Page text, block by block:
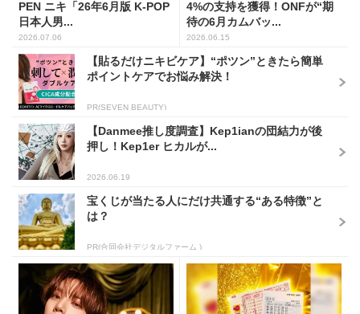
PEN ニキ「26年6月版 K-POP
日本人男...
2026.07.06
4%の支持を獲得！ONFが“期
待の6月カムバッ...
2026.06.15
【貼るだけニキビケア】“ポツン”ときたら簡単
ポイントケアでお悩み解決！
PR(SEVEN BEAUTY)
【Danmee推し度調査】Kep1ianの団結力が後
押し！Kep1er ヒカルが...
2026.06.19
宝くじが当たる人にだけ共通する“ある特徴”と
は？
PR(合同会社デジタルファーム )